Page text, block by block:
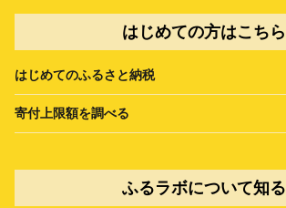
はじめての方はこちら
はじめてのふるさと納税
寄付上限額を調べる
ふるラボについて知る